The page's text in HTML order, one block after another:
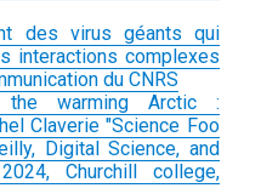
des virus géants qui
interactions complexes
du CNRS
warming Arctic :
Claverie "Science Foo
Digital Science, and
Churchill college,